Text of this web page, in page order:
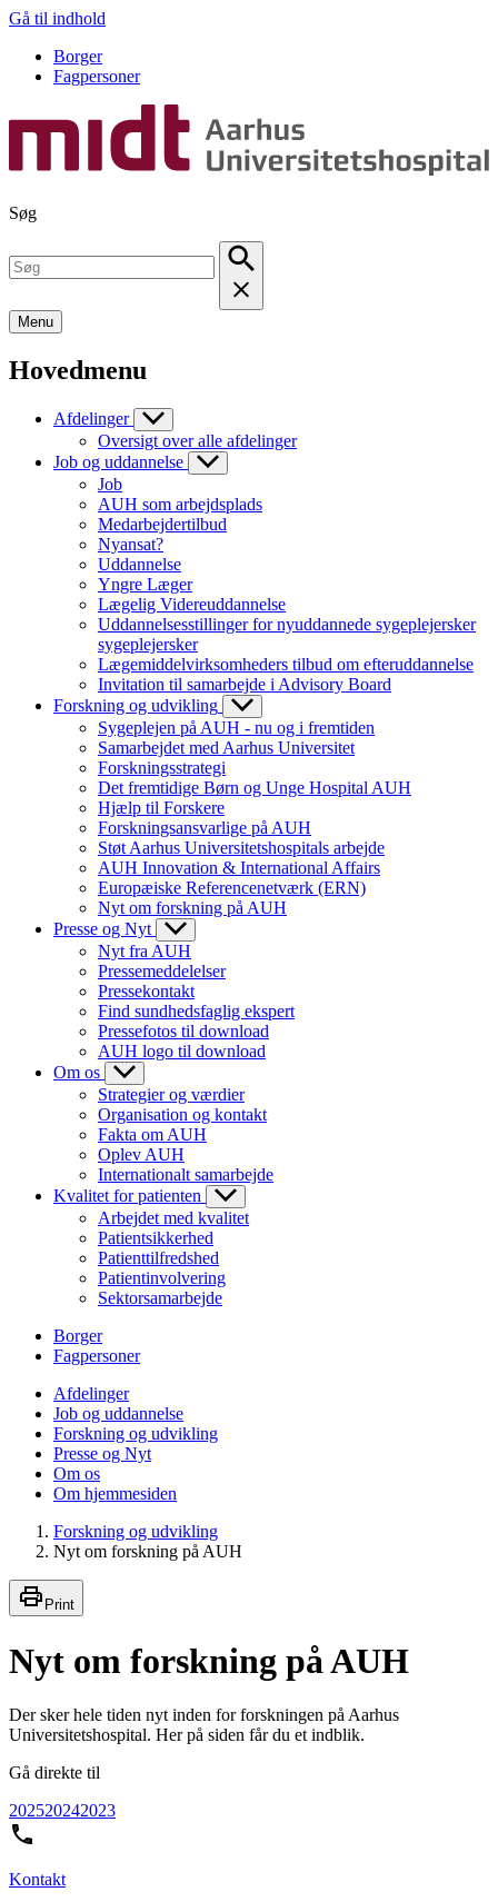
Gå til indhold
Borger
Fagpersoner
Søg
Menu
Hovedmenu
Afdelinger
Oversigt over alle afdelinger
Job og uddannelse
Job
AUH som arbejdsplads
Medarbejdertilbud
Nyansat?
Uddannelse
Yngre Læger
Lægelig Videreuddannelse
Uddannelsesstillinger for nyuddannede sygeplejersker
sygeplejersker
Lægemiddelvirksomheders tilbud om efteruddannelse
Invitation til samarbejde i Advisory Board
Forskning og udvikling
Sygeplejen på AUH - nu og i fremtiden
Samarbejdet med Aarhus Universitet
Forskningsstrategi
Det fremtidige Børn og Unge Hospital AUH
Hjælp til Forskere
Forskningsansvarlige på AUH
Støt Aarhus Universitetshospitals arbejde
AUH Innovation & International Affairs
Europæiske Referencenetværk (ERN)
Nyt om forskning på AUH
Presse og Nyt
Nyt fra AUH
Pressemeddelelser
Pressekontakt
Find sundhedsfaglig ekspert
Pressefotos til download
AUH logo til download
Om os
Strategier og værdier
Organisation og kontakt
Fakta om AUH
Oplev AUH
Internationalt samarbejde
Kvalitet for patienten
Arbejdet med kvalitet
Patientsikkerhed
Patienttilfredshed
Patientinvolvering
Sektorsamarbejde
Borger
Fagpersoner
Afdelinger
Job og uddannelse
Forskning og udvikling
Presse og Nyt
Om os
Om hjemmesiden
Forskning og udvikling
Nyt om forskning på AUH
Print
Nyt om forskning på AUH
Der sker hele tiden nyt inden for forskningen på Aarhus
Universitetshospital. Her på siden får du et indblik.
Gå direkte til
202520242023
Kontakt